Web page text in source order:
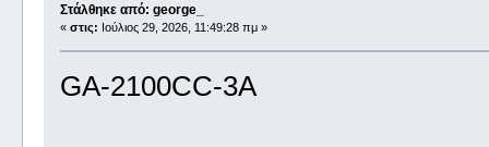
Στάλθηκε από: george_
« στις: Ιούλιος 29, 2026, 11:49:28 πμ »
GA-2100CC-3A